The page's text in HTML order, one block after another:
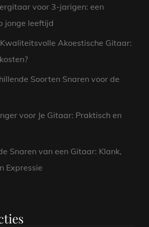
voor 3-jarigen: een
jonge leeftijd
Akoestische Gitaar:
Soorten Snaren voor de
voor Je Gitaar: Praktisch en
Snaren van een Gitaar: Klank,
Expressie